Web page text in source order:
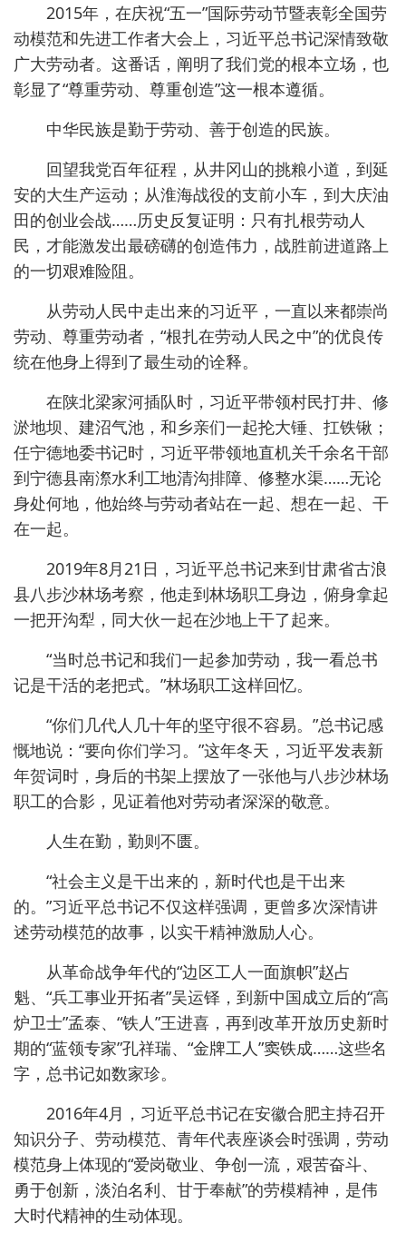
2015年，在庆祝“五一”国际劳动节暨表彰全国劳
动模范和先进工作者大会上，习近平总书记深情致敬
广大劳动者。这番话，阐明了我们党的根本立场，也
彰显了“尊重劳动、尊重创造”这一根本遵循。
中华民族是勤于劳动、善于创造的民族。
回望我党百年征程，从井冈山的挑粮小道，到延
安的大生产运动；从淮海战役的支前小车，到大庆油
田的创业会战……历史反复证明：只有扎根劳动人
民，才能激发出最磅礴的创造伟力，战胜前进道路上
的一切艰难险阻。
从劳动人民中走出来的习近平，一直以来都崇尚
劳动、尊重劳动者，“根扎在劳动人民之中”的优良传
统在他身上得到了最生动的诠释。
在陕北梁家河插队时，习近平带领村民打井、修
淤地坝、建沼气池，和乡亲们一起抡大锤、扛铁锹；
任宁德地委书记时，习近平带领地直机关千余名干部
到宁德县南漈水利工地清沟排障、修整水渠……无论
身处何地，他始终与劳动者站在一起、想在一起、干
在一起。
2019年8月21日，习近平总书记来到甘肃省古浪
县八步沙林场考察，他走到林场职工身边，俯身拿起
一把开沟犁，同大伙一起在沙地上干了起来。
“当时总书记和我们一起参加劳动，我一看总书
记是干活的老把式。”林场职工这样回忆。
“你们几代人几十年的坚守很不容易。”总书记感
慨地说：“要向你们学习。”这年冬天，习近平发表新
年贺词时，身后的书架上摆放了一张他与八步沙林场
职工的合影，见证着他对劳动者深深的敬意。
人生在勤，勤则不匮。
“社会主义是干出来的，新时代也是干出来
的。”习近平总书记不仅这样强调，更曾多次深情讲
述劳动模范的故事，以实干精神激励人心。
从革命战争年代的“边区工人一面旗帜”赵占
魁、“兵工事业开拓者”吴运铎，到新中国成立后的“高
炉卫士”孟泰、“铁人”王进喜，再到改革开放历史新时
期的“蓝领专家”孔祥瑞、“金牌工人”窦铁成……这些名
字，总书记如数家珍。
2016年4月，习近平总书记在安徽合肥主持召开
知识分子、劳动模范、青年代表座谈会时强调，劳动
模范身上体现的“爱岗敬业、争创一流，艰苦奋斗、
勇于创新，淡泊名利、甘于奉献”的劳模精神，是伟
大时代精神的生动体现。